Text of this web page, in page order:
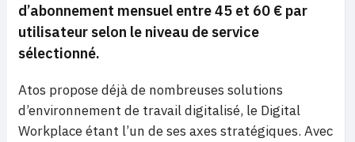
d’abonnement mensuel entre 45 et 60 € par
utilisateur selon le niveau de service
sélectionné.
Atos propose déjà de nombreuses solutions
d’environnement de travail digitalisé, le Digital
Workplace étant l’un de ses axes stratégiques. Avec